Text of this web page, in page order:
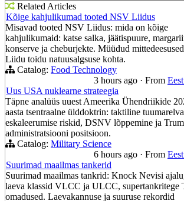
Related Articles
Kõige kahjulikumad tooted NSV Liidus
Misavad tooted NSV Liidus: mida on kõige
kahjulikumaid: katse salka, jäätispuure,
konserve ja cheburjekte. Müüdud
Liidu toidu natuusalgsuse kohta.
Catalog: Food Technology
3 hours ago · From
Uus USA nuklearne strateegia
Täpne analüüs uuest Ameerika Ühendriikide
aasta tsentraalne ülddoktrin: taktiline
eskaleerumise riskid, DSNV lõppemine ja
administratsiooni positsioon.
Catalog: Military Science
6 hours ago · From
Suurimad maailmas tankerid
Suurimad maailmas tankrid: Knock Nevisi
laeva klassid VLCC ja ULCC, supertankritege
omadused. Laevakannuse ja suuruse rekordid